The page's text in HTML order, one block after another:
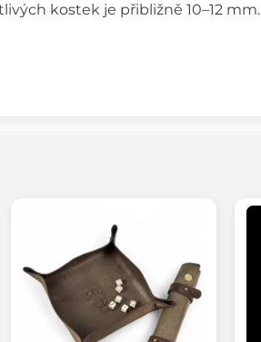
kostek je přibližně 10–12 mm.